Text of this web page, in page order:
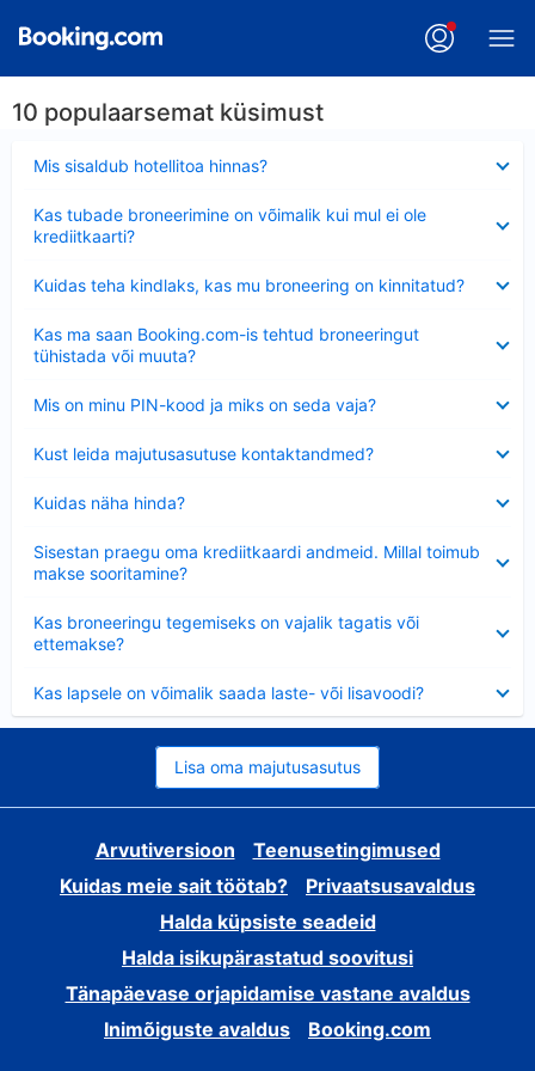
10 populaarsemat küsimust
Mis sisaldub hotellitoa hinnas?
Kas tubade broneerimine on võimalik kui mul ei ole
krediitkaarti?
Kuidas teha kindlaks, kas mu broneering on kinnitatud?
Kas ma saan Booking.com-is tehtud broneeringut
tühistada või muuta?
Mis on minu PIN-kood ja miks on seda vaja?
Kust leida majutusasutuse kontaktandmed?
Kuidas näha hinda?
Sisestan praegu oma krediitkaardi andmeid. Millal toimub
makse sooritamine?
Kas broneeringu tegemiseks on vajalik tagatis või
ettemakse?
Kas lapsele on võimalik saada laste- või lisavoodi?
Lisa oma majutusasutus
Arvutiversioon
Teenusetingimused
Kuidas meie sait töötab?
Privaatsusavaldus
Halda küpsiste seadeid
Halda isikupärastatud soovitusi
Tänapäevase orjapidamise vastane avaldus
Inimõiguste avaldus
Booking.com